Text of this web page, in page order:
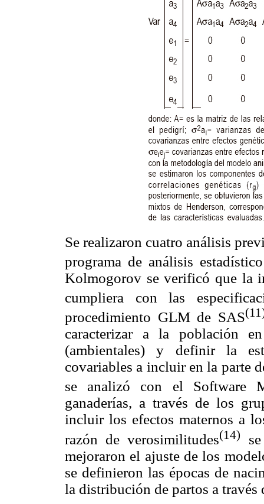
Se realizaron cuatro análisis
programa de análisis
Kolmogorov se verificó que la
cumpliera con las
procedimiento GLM de SAS
caracterizar a la población
(ambientales) y definir la
covariables a incluir en la parte
se analizó con el Software
ganaderías, a través de los
incluir los efectos maternos a
razón de verosimilitudes(14)
mejoraron el ajuste de los
se definieron las épocas de
la distribución de partos a través